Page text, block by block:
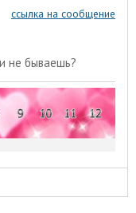
ссылка на сообщение
не бываешь?